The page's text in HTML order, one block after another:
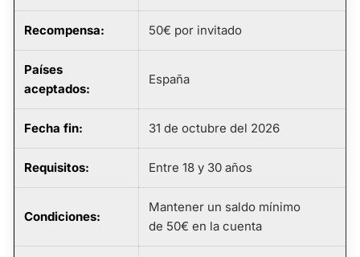
Recompensa: 50€ por invitado
Países
aceptados:
España
Fecha fin: 31 de octubre del 2026
Requisitos: Entre 18 y 30 años
Condiciones:
Mantener un saldo mínimo
de 50€ en la cuenta